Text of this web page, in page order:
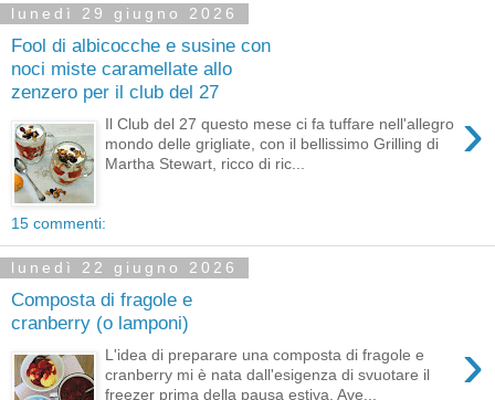
lunedì 29 giugno 2026
Fool di albicocche e susine con
noci miste caramellate allo
zenzero per il club del 27
›
Il Club del 27 questo mese ci fa tuffare nell'allegro
mondo delle grigliate, con il bellissimo Grilling di
Martha Stewart, ricco di ric...
15 commenti:
lunedì 22 giugno 2026
Composta di fragole e
cranberry (o lamponi)
›
L'idea di preparare una composta di fragole e
cranberry mi è nata dall'esigenza di svuotare il
freezer prima della pausa estiva. Ave...